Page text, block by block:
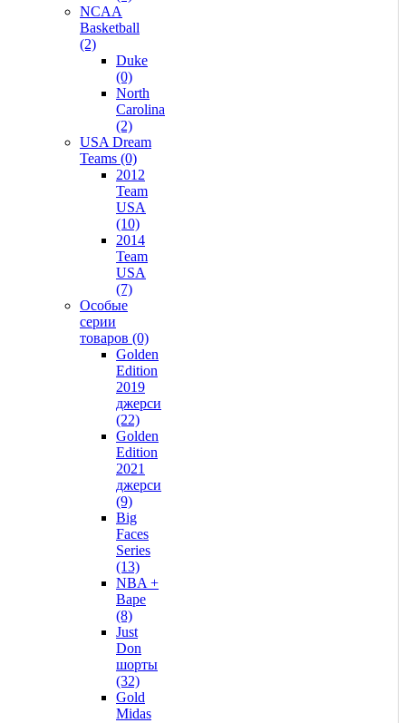
NCAA
Basketball
(2)
Duke
(0)
North
Carolina
(2)
USA Dream
Teams (0)
2012
Team
USA
(10)
2014
Team
USA
(7)
Особые
серии
товаров (0)
Golden
Edition
2019
джерси
(22)
Golden
Edition
2021
джерси
(9)
Big
Faces
Series
(13)
NBA +
Bape
(8)
Just
Don
шорты
(32)
Gold
Midas